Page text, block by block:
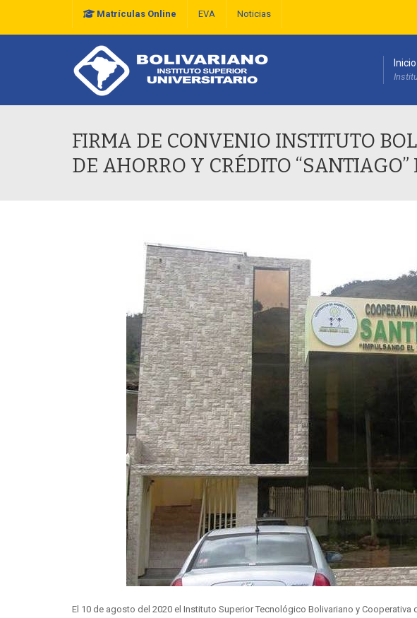
Matrículas Online EVA Noticias
Inicio
FIRMA DE CONVENIO INSTITUTO
DE AHORRO Y CRÉDITO “SANTIAGO”
El 10 de agosto del 2020 el Instituto Superior Tecnológico Bolivariano y Cooperativa